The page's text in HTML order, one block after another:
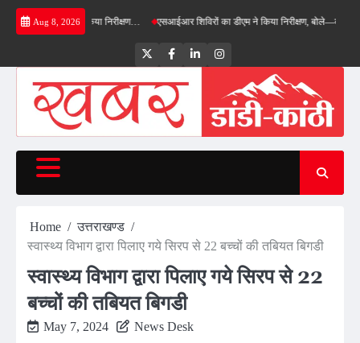
Skip
Aug 8, 2026
का डीएम ने किया निरीक्षण… एसआईआर शिविरों का डीएम ने किया निरीक्षण, बोले—कोई पात्र
TwitterFacebookLinkedInInstagram
Home
उत्तराखण्ड
स्वास्थ्य विभाग द्वारा पिलाए गये सिरप से 22 बच्चों की तबियत बिगडी
स्वास्थ्य विभाग द्वारा पिलाए गये सिरप से 22
बच्चों की तबियत बिगडी
May 7, 2024 News Desk